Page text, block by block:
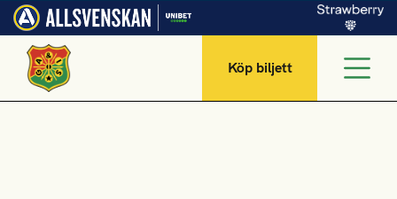
Köp biljett